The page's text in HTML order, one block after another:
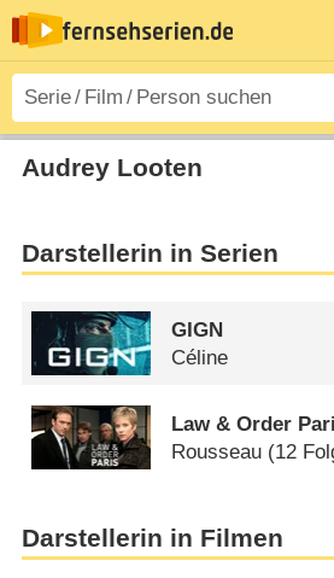
Audrey Looten
Darstellerin in Serien
GIGN
Céline
Law & Order
Rousseau (12
Darstellerin in Filmen